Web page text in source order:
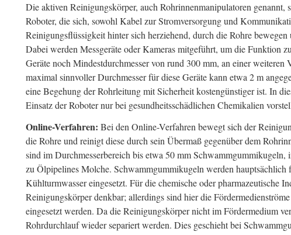
Die aktiven Reinigungskörper, auch Rohrinnenmanipulatoren genannt,
Roboter, die sich, sowohl Kabel zur Stromversorgung und
Reinigungsflüssigkeit hinter sich herziehend, durch die Rohre
Dabei werden Messgeräte oder Kameras mitgeführt, um die Funktion
Geräte noch Mindestdurchmesser von rund 300 mm, an einer
maximal sinnvoller Durchmesser für diese Geräte kann etwa 2 m
eine Begehung der Rohrleitung mit Sicherheit kostengünstiger ist. In
Einsatz der Roboter nur bei gesundheitsschädlichen Chemikalien
Online-Verfahren: Bei den Online-Verfahren bewegt sich der
die Rohre und reinigt diese durch sein Übermaß gegenüber dem
sind im Durchmesserbereich bis etwa 50 mm
zu Ölpipelines Molche. Schwammgummikugeln werden hauptsächlich
Kühlturmwasser eingesetzt. Für die chemische oder pharmazeutische
Reinigungskörper denkbar; allerdings sind hier die
eingesetzt werden. Da die Reinigungskörper nicht im Fördermedium
Rohrdurchlauf wieder separiert werden. Dies geschieht bei